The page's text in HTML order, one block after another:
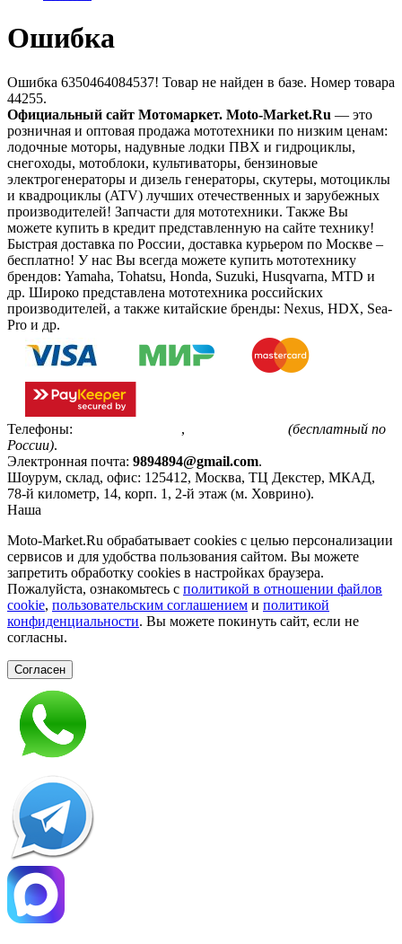
Ошибка
Ошибка 6350464084537! Товар не найден в базе. Номер товара
44255.
Официальный сайт Мотомаркет. Moto-Market.Ru — это
розничная и оптовая продажа мототехники по низким ценам:
лодочные моторы, надувные лодки ПВХ и гидроциклы,
снегоходы, мотоблоки, культиваторы, бензиновые
электрогенераторы и дизель генераторы, скутеры, мотоциклы
и квадроциклы (ATV) лучших отечественных и зарубежных
производителей! Запчасти для мототехники. Также Вы
можете купить в кредит представленную на сайте технику!
Быстрая доставка по России, доставка курьером по Москве –
бесплатно! У нас Вы всегда можете купить мототехнику
брендов: Yamaha, Tohatsu, Honda, Suzuki, Husqvarna, MTD и
др. Широко представлена мототехника российских
производителей, а также китайские бренды: Nexus, HDX, Sea-
Pro и др.
Телефоны: ,
(бесплатный по
России).
Электронная почта: 9894894@gmail.com.
Шоурум, склад, офис: 125412, Москва, ТЦ Декстер, МКАД,
78-й километр, 14, корп. 1, 2-й этаж (м. Ховрино).
Наша
Moto-Market.Ru обрабатывает сookies с целью персонализации
сервисов и для удобства пользования сайтом. Вы можете
запретить обработку сookies в настройках браузера.
Пожалуйста, ознакомьтесь с политикой в отношении файлов
cookie, пользовательским соглашением и политикой
конфиденциальности. Вы можете покинуть сайт, если не
согласны.
Согласен